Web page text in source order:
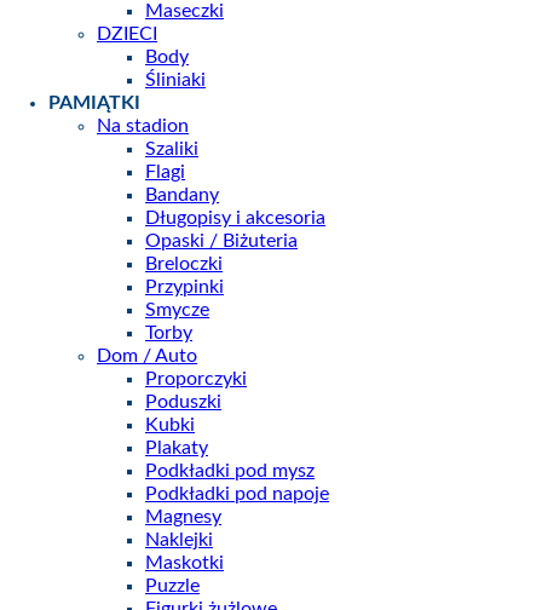
Maseczki
DZIECI
Body
Śliniaki
PAMIĄTKI
Na stadion
Szaliki
Flagi
Bandany
Długopisy i akcesoria
Opaski / Biżuteria
Breloczki
Przypinki
Smycze
Torby
Dom / Auto
Proporczyki
Poduszki
Kubki
Plakaty
Podkładki pod mysz
Podkładki pod napoje
Magnesy
Naklejki
Maskotki
Puzzle